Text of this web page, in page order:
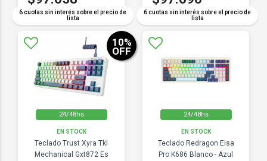
6 cuotas sin interés sobre el precio de
lista
6 cuotas sin interés sobre el precio de
lista
24/48hs
EN STOCK
Teclado Trust Xyra Tkl
Mechanical Gxt872 Es
10%
OFF
24/48hs
EN STOCK
Teclado Redragon Eisa
Pro K686 Blanco - Azul